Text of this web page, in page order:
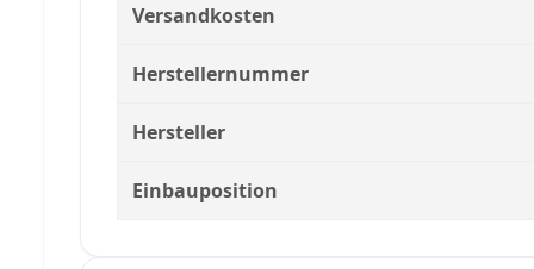
Versandkosten
Herstellernummer
Hersteller
Einbauposition